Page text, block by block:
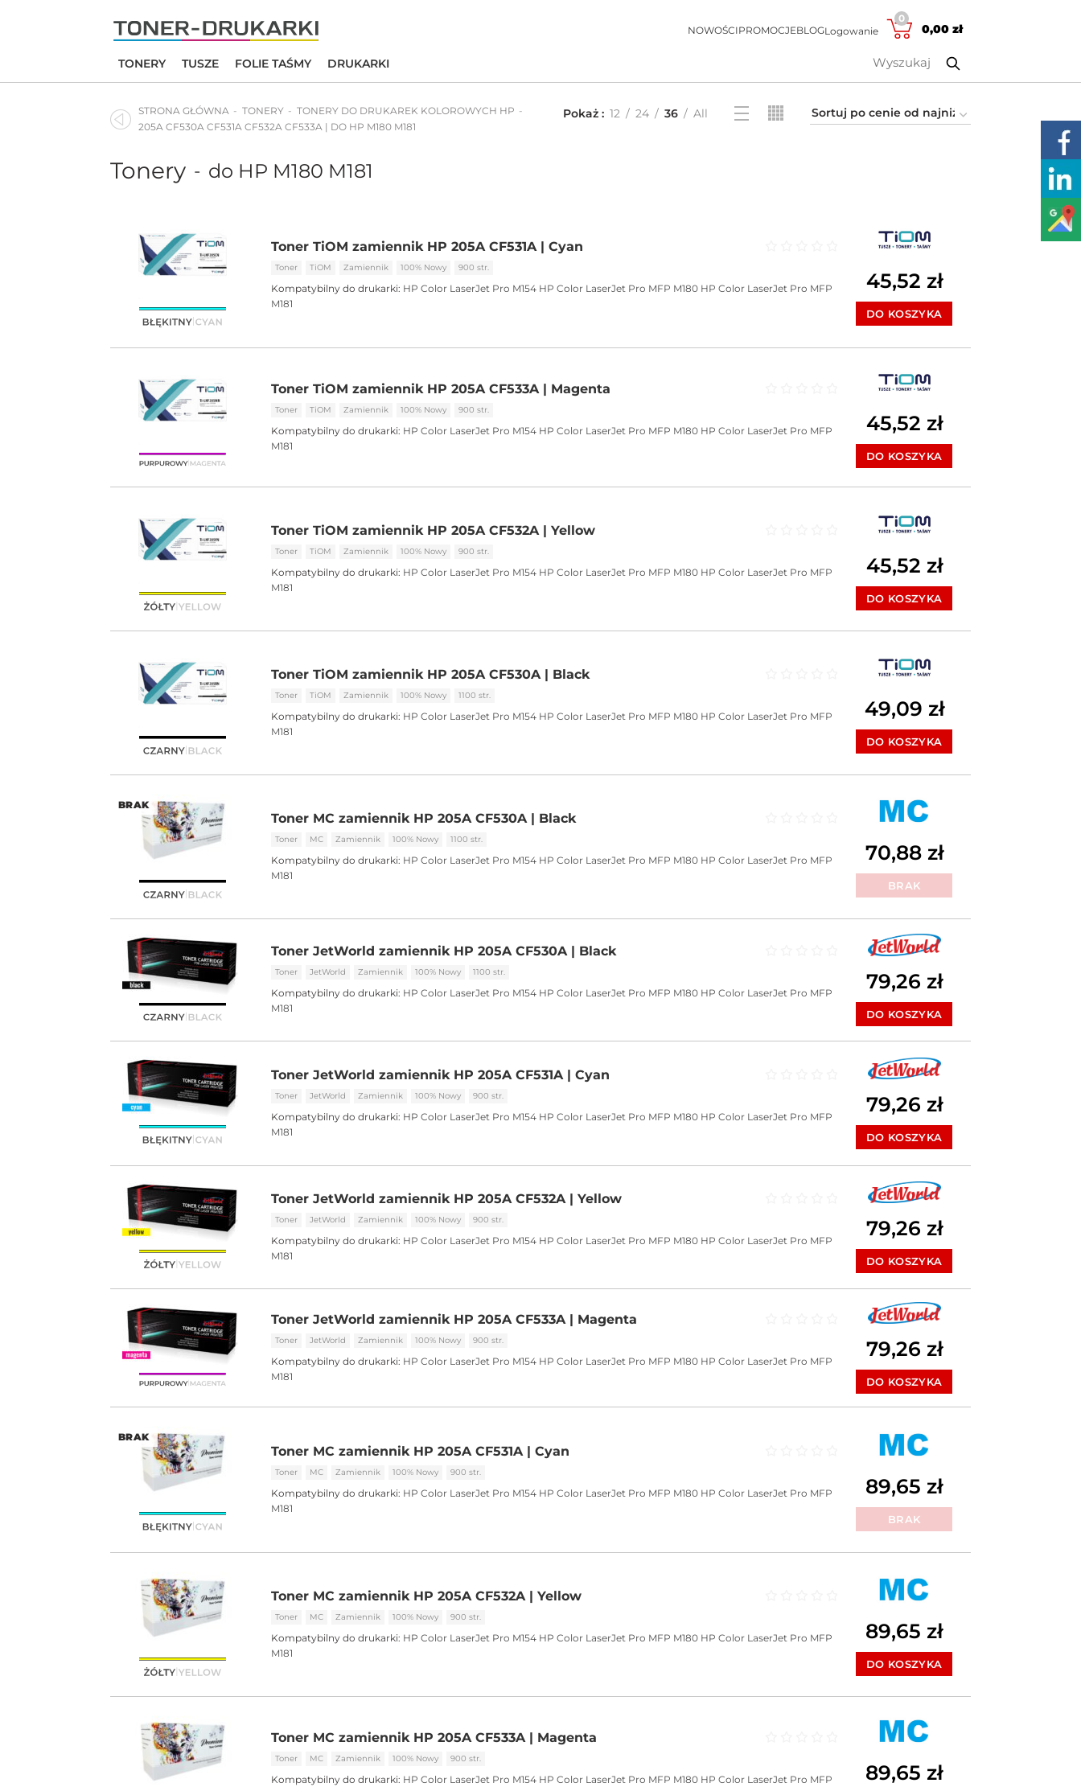
NOWOŚCIPROMOCJEBLOGLogowanie
0
0,00 zł
TONERY TUSZE FOLIE TAŚMY DRUKARKI
STRONA GŁÓWNA TONERY
TONERY DO DRUKAREK KOLOROWYCH HP
205A CF530A CF531A CF532A CF533A | DO HP M180 M181
Pokaż 12 24 36 All
Tonery - do HP M180 M181
Toner TiOM zamiennik HP 205A CF531A | Cyan
Toner TiOM Zamiennik 100% Nowy 900 str.
Kompatybilny do drukarki: HP Color LaserJet Pro M154 HP Color LaserJet Pro MFP M180 HP Color LaserJet Pro MFP
M181
45,52 zł
DO KOSZYKA
Toner TiOM zamiennik HP 205A CF533A | Magenta
Toner TiOM Zamiennik 100% Nowy 900 str.
Kompatybilny do drukarki: HP Color LaserJet Pro M154 HP Color LaserJet Pro MFP M180 HP Color LaserJet Pro MFP
M181
45,52 zł
DO KOSZYKA
Toner TiOM zamiennik HP 205A CF532A | Yellow
Toner TiOM Zamiennik 100% Nowy 900 str.
Kompatybilny do drukarki: HP Color LaserJet Pro M154 HP Color LaserJet Pro MFP M180 HP Color LaserJet Pro MFP
M181
45,52 zł
DO KOSZYKA
Toner TiOM zamiennik HP 205A CF530A | Black
Toner TiOM Zamiennik 100% Nowy 1100 str.
Kompatybilny do drukarki: HP Color LaserJet Pro M154 HP Color LaserJet Pro MFP M180 HP Color LaserJet Pro MFP
M181
49,09 zł
DO KOSZYKA
BRAK
Toner MC zamiennik HP 205A CF530A | Black
Toner MC Zamiennik 100% Nowy 1100 str.
Kompatybilny do drukarki: HP Color LaserJet Pro M154 HP Color LaserJet Pro MFP M180 HP Color LaserJet Pro MFP
M181
70,88 zł
BRAK
Toner JetWorld zamiennik HP 205A CF530A | Black
Toner JetWorld Zamiennik 100% Nowy 1100 str.
Kompatybilny do drukarki: HP Color LaserJet Pro M154 HP Color LaserJet Pro MFP M180 HP Color LaserJet Pro MFP
M181
79,26 zł
DO KOSZYKA
Toner JetWorld zamiennik HP 205A CF531A | Cyan
Toner JetWorld Zamiennik 100% Nowy 900 str.
Kompatybilny do drukarki: HP Color LaserJet Pro M154 HP Color LaserJet Pro MFP M180 HP Color LaserJet Pro MFP
M181
79,26 zł
DO KOSZYKA
Toner JetWorld zamiennik HP 205A CF532A | Yellow
Toner JetWorld Zamiennik 100% Nowy 900 str.
Kompatybilny do drukarki: HP Color LaserJet Pro M154 HP Color LaserJet Pro MFP M180 HP Color LaserJet Pro MFP
M181
79,26 zł
DO KOSZYKA
Toner JetWorld zamiennik HP 205A CF533A | Magenta
Toner JetWorld Zamiennik 100% Nowy 900 str.
Kompatybilny do drukarki: HP Color LaserJet Pro M154 HP Color LaserJet Pro MFP M180 HP Color LaserJet Pro MFP
M181
79,26 zł
DO KOSZYKA
BRAK
Toner MC zamiennik HP 205A CF531A | Cyan
Toner MC Zamiennik 100% Nowy 900 str.
Kompatybilny do drukarki: HP Color LaserJet Pro M154 HP Color LaserJet Pro MFP M180 HP Color LaserJet Pro MFP
M181
89,65 zł
BRAK
Toner MC zamiennik HP 205A CF532A | Yellow
Toner MC Zamiennik 100% Nowy 900 str.
Kompatybilny do drukarki: HP Color LaserJet Pro M154 HP Color LaserJet Pro MFP M180 HP Color LaserJet Pro MFP
M181
89,65 zł
DO KOSZYKA
Toner MC zamiennik HP 205A CF533A | Magenta
Toner MC Zamiennik 100% Nowy 900 str.
Kompatybilny do drukarki: HP Color LaserJet Pro M154 HP Color LaserJet Pro MFP M180 HP Color LaserJet Pro MFP
89,65 zł